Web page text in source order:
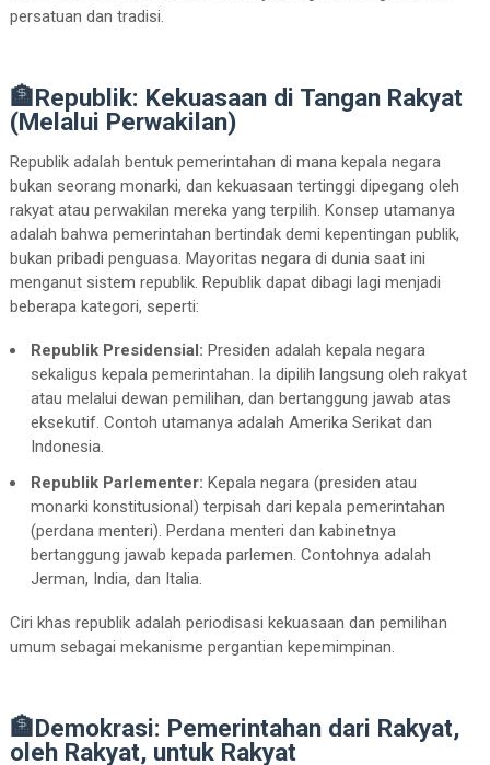
persatuan dan tradisi.
🏦Republik: Kekuasaan di Tangan Rakyat
(Melalui Perwakilan)
Republik adalah bentuk pemerintahan di mana kepala negara
bukan seorang monarki, dan kekuasaan tertinggi dipegang oleh
rakyat atau perwakilan mereka yang terpilih. Konsep utamanya
adalah bahwa pemerintahan bertindak demi kepentingan publik,
bukan pribadi penguasa. Mayoritas negara di dunia saat ini
menganut sistem republik. Republik dapat dibagi lagi menjadi
beberapa kategori, seperti:
Republik Presidensial: Presiden adalah kepala negara
sekaligus kepala pemerintahan. Ia dipilih langsung oleh rakyat
atau melalui dewan pemilihan, dan bertanggung jawab atas
eksekutif. Contoh utamanya adalah Amerika Serikat dan
Indonesia.
Republik Parlementer: Kepala negara (presiden atau
monarki konstitusional) terpisah dari kepala pemerintahan
(perdana menteri). Perdana menteri dan kabinetnya
bertanggung jawab kepada parlemen. Contohnya adalah
Jerman, India, dan Italia.
Ciri khas republik adalah periodisasi kekuasaan dan pemilihan
umum sebagai mekanisme pergantian kepemimpinan.
🏦Demokrasi: Pemerintahan dari Rakyat,
oleh Rakyat, untuk Rakyat